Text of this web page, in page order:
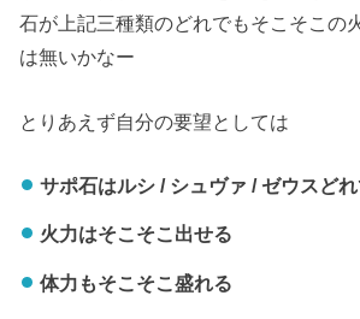
石が上記三種類のどれでもそこそこの
は無いかなー
とりあえず自分の要望としては
サポ石はルシ / シュヴァ / ゼウスど
火力はそこそこ出せる
体力もそこそこ盛れる